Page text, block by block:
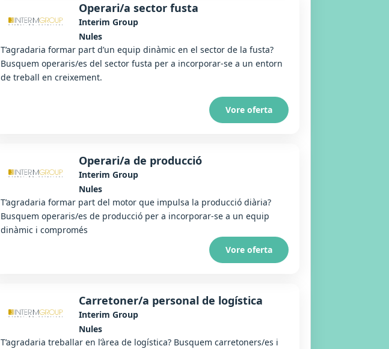
Operari/a sector fusta
Interim Group
Nules
T’agradaria formar part d’un equip dinàmic en el sector de la fusta?
Busquem operaris/es del sector fusta per a incorporar-se a un entorn
de treball en creixement.
Vore oferta
Operari/a de producció
Interim Group
Nules
T’agradaria formar part del motor que impulsa la producció diària?
Busquem operaris/es de producció per a incorporar-se a un equip
dinàmic i compromés
Vore oferta
Carretoner/a personal de logística
Interim Group
Nules
T’agradaria treballar en l’àrea de logística? Busquem carretoners/es i